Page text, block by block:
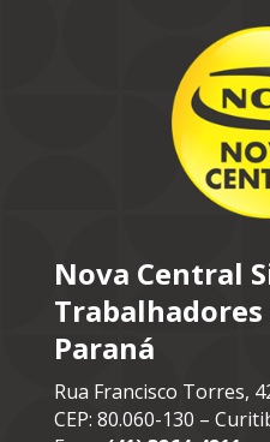
Nova Central
Trabalhadores
Paraná
Rua Francisco Torres,
CEP: 80.060-130 –